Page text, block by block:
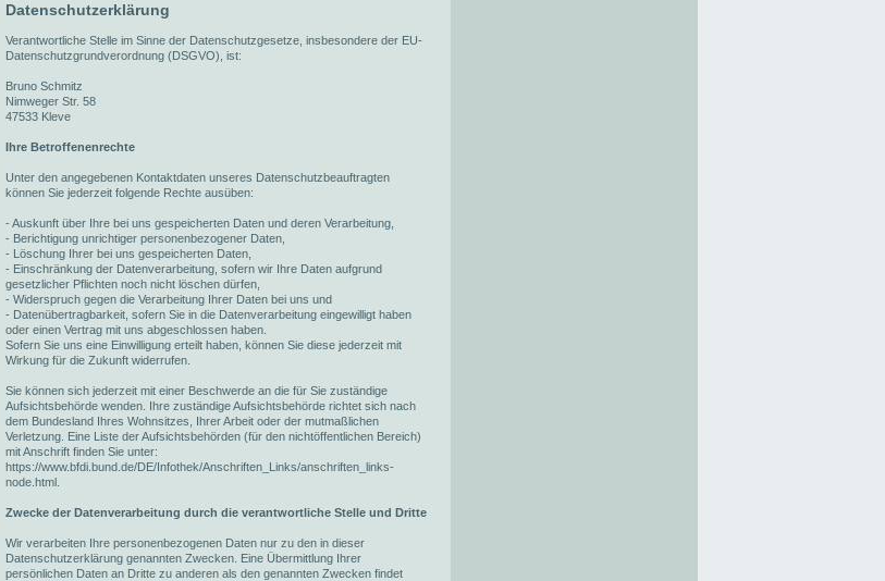
Datenschutzerklärung
Verantwortliche Stelle im Sinne der Datenschutzgesetze, insbesondere der EU-
Datenschutzgrundverordnung (DSGVO), ist:
Bruno Schmitz
Nimweger Str. 58
47533 Kleve
Ihre Betroffenenrechte
Unter den angegebenen Kontaktdaten unseres Datenschutzbeauftragten
können Sie jederzeit folgende Rechte ausüben:
- Auskunft über Ihre bei uns gespeicherten Daten und deren Verarbeitung,
- Berichtigung unrichtiger personenbezogener Daten,
- Löschung Ihrer bei uns gespeicherten Daten,
- Einschränkung der Datenverarbeitung, sofern wir Ihre Daten aufgrund
gesetzlicher Pflichten noch nicht löschen dürfen,
- Widerspruch gegen die Verarbeitung Ihrer Daten bei uns und
- Datenübertragbarkeit, sofern Sie in die Datenverarbeitung eingewilligt haben
oder einen Vertrag mit uns abgeschlossen haben.
Sofern Sie uns eine Einwilligung erteilt haben, können Sie diese jederzeit mit
Wirkung für die Zukunft widerrufen.
Sie können sich jederzeit mit einer Beschwerde an die für Sie zuständige
Aufsichtsbehörde wenden. Ihre zuständige Aufsichtsbehörde richtet sich nach
dem Bundesland Ihres Wohnsitzes, Ihrer Arbeit oder der mutmaßlichen
Verletzung. Eine Liste der Aufsichtsbehörden (für den nichtöffentlichen Bereich)
mit Anschrift finden Sie unter:
https://www.bfdi.bund.de/DE/Infothek/Anschriften_Links/anschriften_links-
node.html.
Zwecke der Datenverarbeitung durch die verantwortliche Stelle und Dritte
Wir verarbeiten Ihre personenbezogenen Daten nur zu den in dieser
Datenschutzerklärung genannten Zwecken. Eine Übermittlung Ihrer
persönlichen Daten an Dritte zu anderen als den genannten Zwecken findet